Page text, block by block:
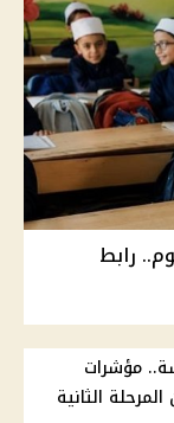
رابط
للهندسة.. مؤشرات